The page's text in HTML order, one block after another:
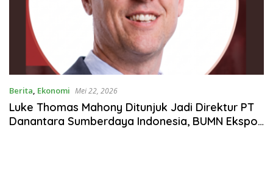
Berita, Ekonomi Mei 22, 2026
Luke Thomas Mahony Ditunjuk Jadi Direktur PT
Danantara Sumberdaya Indonesia, BUMN Ekspor